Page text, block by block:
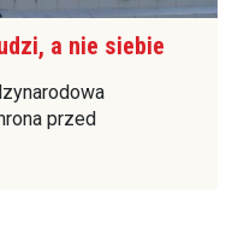
a nie siebie
przed